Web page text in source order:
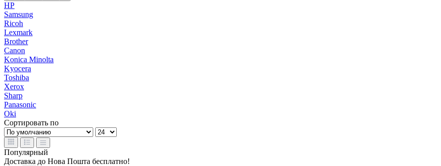
HP
Samsung
Ricoh
Lexmark
Brother
Canon
Konica Minolta
Kyocera
Toshiba
Xerox
Sharp
Panasonic
Oki
Сортировать по
Популярный
Доставка до Нова Пошта бесплатно!